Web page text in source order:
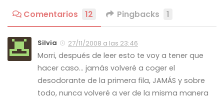
Comentarios 12 Pingbacks 1
Silvia 27/11/2008 a las 23:46
Morri, después de leer esto te voy a tener que
hacer caso… jamás volveré a coger el
desodorante de la primera fila, JAMÁS y sobre
todo, nunca volveré a ver de la misma manera